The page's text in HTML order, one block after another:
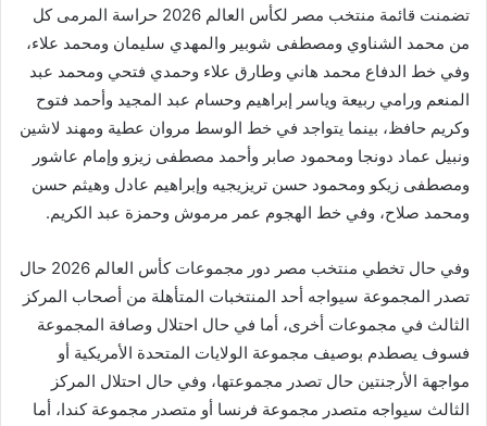
تضمنت قائمة منتخب مصر لكأس العالم 2026 حراسة المرمى كل
من محمد الشناوي ومصطفى شوبير والمهدي سليمان ومحمد علاء،
وفي خط الدفاع محمد هاني وطارق علاء وحمدي فتحي ومحمد عبد
المنعم ورامي ربيعة وياسر إبراهيم وحسام عبد المجيد وأحمد فتوح
وكريم حافظ، بينما يتواجد في خط الوسط مروان عطية ومهند لاشين
ونبيل عماد دونجا ومحمود صابر وأحمد مصطفى زيزو وإمام عاشور
ومصطفى زيكو ومحمود حسن تريزيجيه وإبراهيم عادل وهيثم حسن
ومحمد صلاح، وفي خط الهجوم عمر مرموش وحمزة عبد الكريم.
وفي حال تخطي منتخب مصر دور مجموعات كأس العالم 2026 حال
تصدر المجموعة سيواجه أحد المنتخبات المتأهلة من أصحاب المركز
الثالث في مجموعات أخرى، أما في حال احتلال وصافة المجموعة
فسوف يصطدم بوصيف مجموعة الولايات المتحدة الأمريكية أو
مواجهة الأرجنتين حال تصدر مجموعتها، وفي حال احتلال المركز
الثالث سيواجه متصدر مجموعة فرنسا أو متصدر مجموعة كندا، أما